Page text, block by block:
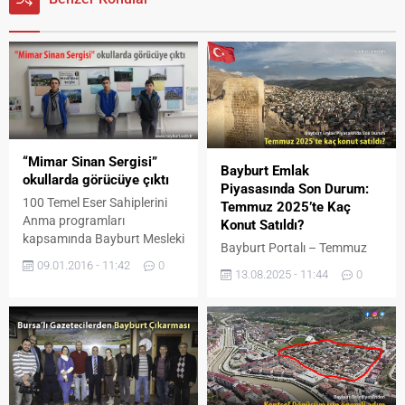
“Mimar Sinan Sergisi”
okullarda görücüye çıktı
100 Temel Eser Sahiplerini
Anma programları
kapsamında Bayburt Mesleki
sınıfı öğrencileri Ali Yahya
Bayram AKDAŞ hazırladıkları
Mimar Sinan eserlerinin
fotoğraflarıyla okul okul
dolaşarak Mimar Sinan’ı
tanıtmaya çalışıyorlar. Bu
hafta il merkezindeki
09.01.2016 - 11:42 0
Bayburt Emlak
Piyasasında Son Durum:
Temmuz 2025’te Kaç
Konut Satıldı?
Bayburt Portalı – Temmuz
konut satışları bir önceki yıla
bin 858’e ulaşırken, bu
artıştan Bayburt da payına
düşeni aldı. 93 konut
satışının gerçekleştiği
Bayburt, Türkiye genelinde
13.08.2025 - 11:44 0